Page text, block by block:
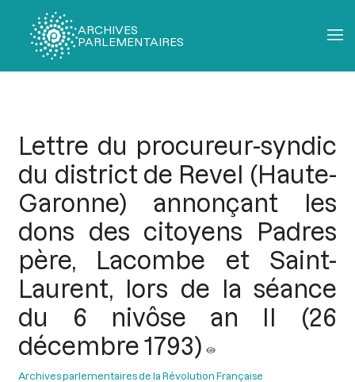
ARCHIVES
PARLEMENTAIRES
Lettre du procureur-syndic
du district de Revel (Haute-
Garonne) annonçant les
dons des citoyens Padres
père, Lacombe et Saint-
Laurent, lors de la séance
du 6 nivôse an II (26
décembre 1793)
Archives parlementaires de la Révolution Française